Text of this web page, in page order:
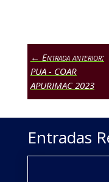
← Entrada anterior:
PUA - COAR
APURIMAC 2023
Entradas